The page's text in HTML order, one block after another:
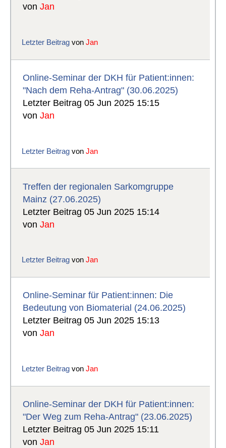
vonJan
Letzter Beitrag vonJan
Online-Seminar der DKH für Patient:innen:
"Nach dem Reha-Antrag" (30.06.2025)
Letzter Beitrag 05 Jun 2025 15:15
vonJan
Letzter Beitrag vonJan
Treffen der regionalen Sarkomgruppe
Mainz (27.06.2025)
Letzter Beitrag 05 Jun 2025 15:14
vonJan
Letzter Beitrag vonJan
Online-Seminar für Patient:innen: Die
Bedeutung von Biomaterial (24.06.2025)
Letzter Beitrag 05 Jun 2025 15:13
vonJan
Letzter Beitrag vonJan
Online-Seminar der DKH für Patient:innen:
"Der Weg zum Reha-Antrag" (23.06.2025)
Letzter Beitrag 05 Jun 2025 15:11
vonJan